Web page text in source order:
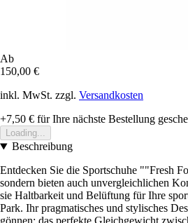
Ab
150,00 €
inkl. MwSt. zzgl. Versandkosten
+7,50 € für Ihre nächste Bestellung
Loading...
Beschreibung
Entdecken Sie die Sportschuhe ""Fresh
sondern bieten auch unvergleichlichen
sie Haltbarkeit und Belüftung für Ihre
Park. Ihr pragmatisches und stylisches